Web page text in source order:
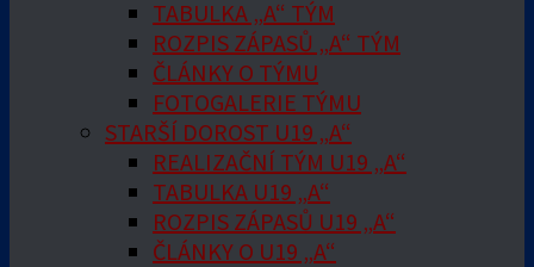
TABULKA „A“ TÝM
ROZPIS ZÁPASŮ „A“ TÝM
ČLÁNKY O TÝMU
FOTOGALERIE TÝMU
STARŠÍ DOROST U19 „A“
REALIZAČNÍ TÝM U19 „A“
TABULKA U19 „A“
ROZPIS ZÁPASŮ U19 „A“
ČLÁNKY O U19 „A“